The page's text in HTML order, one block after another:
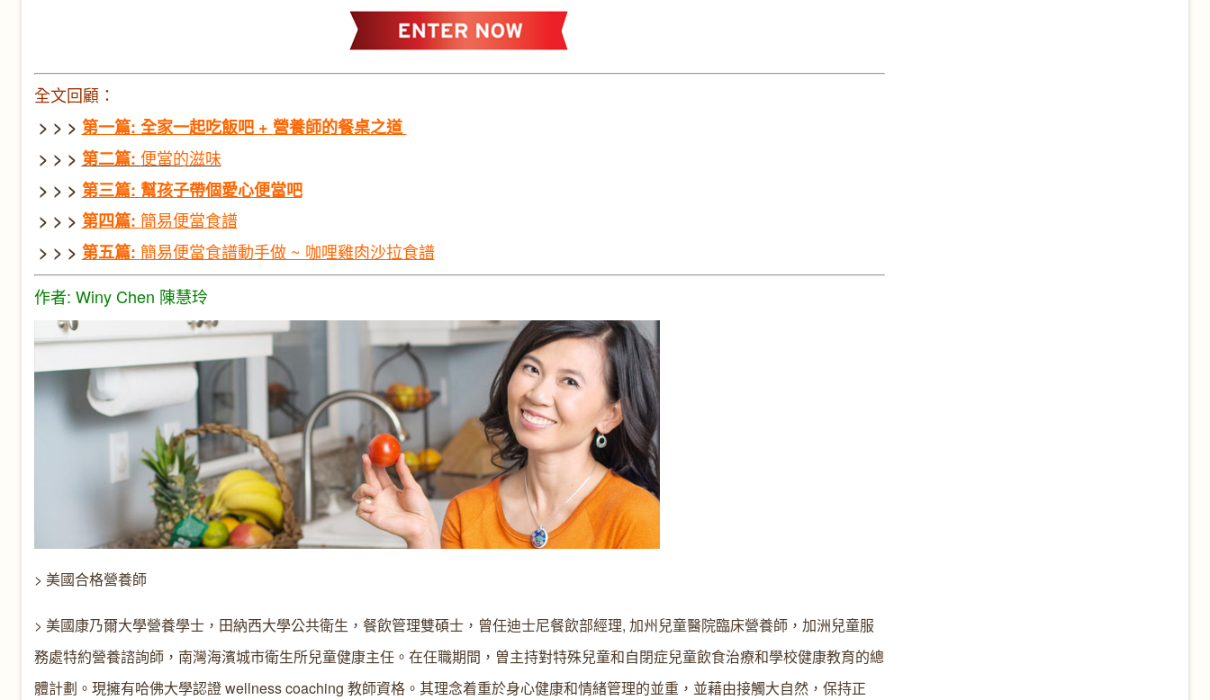
全文回顧：
> > > 第一篇: 全家一起吃飯吧 + 營養師的餐桌之道
> > > 第二篇: 便當的滋味
> > > 第三篇: 幫孩子帶個愛心便當吧
> > > 第四篇: 簡易便當食譜
> > > 第五篇: 簡易便當食譜動手做 ~ 咖哩雞肉沙拉食譜
作者: Winy Chen 陳慧玲
> 美國合格營養師
> 美國康乃爾大學營養學士，田納西大學公共衛生，餐飲管理雙碩士，曾任迪士尼餐飲部經理, 加州兒童醫院臨床營養師，加洲兒童服
務處特約營養諮詢師，南灣海濱城市衛生所兒童健康主任。在仼職期間，曽主持對特殊兒童和自閉症兒童飲食治療和學校健康教育的總
體計劃。現擁有哈佛大學認證 wellness coaching 教師資格。其理念着重於身心健康和情緒管理的並重，並藉由接觸大自然，保持正